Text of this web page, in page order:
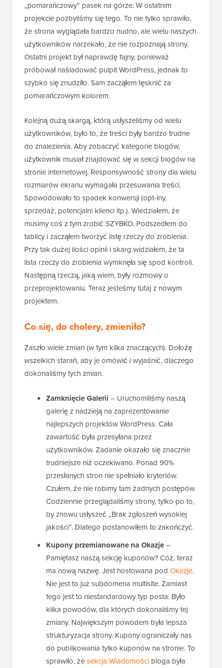
„pomarańczowy” pasek na górze. W ostatnim
projekcie pozbyliśmy się tego. To nie tylko sprawiło,
że strona wyglądała bardzo nudno, ale wielu naszych
użytkowników narzekało, że nie rozpoznają strony.
Ostatni projekt był naprawdę fajny, ponieważ
próbował naśladować pulpit WordPress, jednak to
szybko się znudziło. Sam zacząłem tęsknić za
pomarańczowym kolorem.
Kolejną dużą skargą, którą usłyszeliśmy od wielu
użytkowników, było to, że treści były bardzo trudne
do znalezienia. Aby zobaczyć kategorie blogów,
użytkownik musiał znajdować się w sekcji blogów na
stronie internetowej. Responsywność strony dla wielu
rozmiarów ekranu wymagała przesuwania treści.
Spowodowało to spadek konwersji (opt-iny,
sprzedaż, potencjalni klienci itp.). Wiedziałem, że
musimy coś z tym zrobić SZYBKO. Podszedłem do
tablicy i zacząłem tworzyć listę rzeczy do zrobienia.
Przy tak dużej ilości opinii i skarg widziałem, że ta
lista rzeczy do zrobienia wymknęła się spod kontroli.
Następną rzeczą, jaką wiem, były rozmowy o
przeprojektowaniu. Teraz jesteśmy tutaj z nowym
projektem.
Co się, do cholery, zmieniło?
Zaszło wiele zmian (w tym kilka znaczących). Dołożę
wszelkich starań, aby je omówić i wyjaśnić, dlaczego
dokonaliśmy tych zmian.
Zamknięcie Galerii – Uruchomiliśmy naszą
galerię z nadzieją na zaprezentowanie
najlepszych projektów WordPress. Cała
zawartość była przesyłana przez
użytkowników. Zadanie okazało się znacznie
trudniejsze niż oczekiwano. Ponad 90%
przesłanych stron nie spełniało kryteriów.
Czułem, że nie robimy tam żadnych postępów.
Codziennie przeglądaliśmy strony, tylko po to,
by znowu usłyszeć „Brak zgłoszeń wysokiej
jakości”. Dlatego postanowiłem to zakończyć.
Kupony przemianowane na Okazje–
Pamiętasz naszą sekcję kuponów? Cóż, teraz
ma nową nazwę. Jest hostowana pod Okazje.
Nie jest to już subdomena multisite. Zamiast
tego jest to niestandardowy typ posta. Było
kilka powodów, dla których dokonaliśmy tej
zmiany. Największym powodem była lepsza
strukturyzacja strony. Kupony ograniczały nas
do publikowania tylko kuponów na stronie. To
sprawiło, żesekcja Wiadomości bloga była